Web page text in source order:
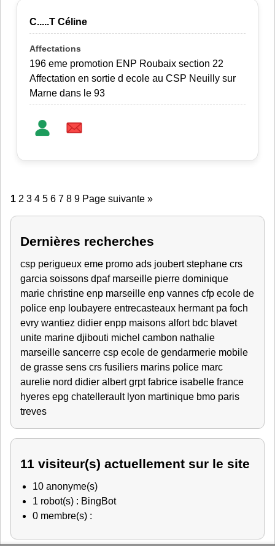
C.....T Céline
196 eme promotion ENP Roubaix section 22
Affectation en sortie d ecole au CSP Neuilly sur
Marne dans le 93
1 2 3 4 5 6 7 8 9 Page suivante »
Dernières recherches
csp perigueux eme promo ads joubert stephane crs
garcia soissons dpaf marseille pierre dominique
marie christine enp marseille enp vannes cfp ecole de
police enp loubayere entrecasteaux hermant pa foch
evry wantiez didier enpp maisons alfort bdc blavet
unite marine djibouti michel cambon nathalie
marseille sancerre csp ecole de gendarmerie mobile
de grasse sens crs fusiliers marins police marc
aurelie nord didier albert grpt fabrice isabelle france
hyeres epg chatellerault lyon martinique bmo paris
treves
11 visiteur(s) actuellement sur le site
10 anonyme(s)
1 robot(s) : BingBot
0 membre(s) :